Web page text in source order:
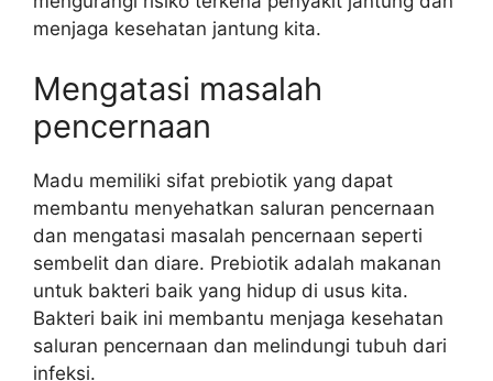
menjaga kesehatan jantung kita.
Mengatasi masalah
pencernaan
Madu memiliki sifat prebiotik yang dapat
membantu menyehatkan saluran pencernaan
dan mengatasi masalah pencernaan seperti
sembelit dan diare. Prebiotik adalah makanan
untuk bakteri baik yang hidup di usus kita.
Bakteri baik ini membantu menjaga kesehatan
saluran pencernaan dan melindungi tubuh dari
infeksi.